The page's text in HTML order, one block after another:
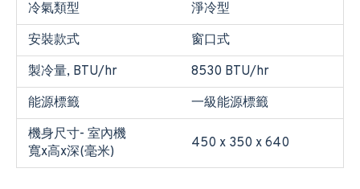
冷氣類型
淨冷型
安裝款式
窗口式
製冷量, BTU/hr
8530 BTU/hr
能源標籤
一級能源標籤
機身尺寸- 室內機
寬x高x深(毫米)
450 x 350 x 640